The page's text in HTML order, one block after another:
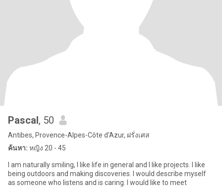
Pascal, 50
Antibes, Provence-Alpes-Côte d'Azur, ฝรั่งเศส
ค้นหา: หญิง 20 - 45
I am naturally smiling, I like life in general and I like projects. I like
being outdoors and making discoveries. I would describe myself
as someone who listens and is caring. I would like to meet